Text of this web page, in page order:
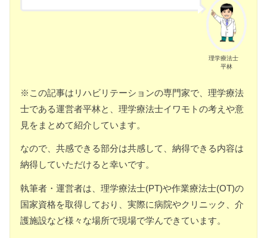
理学療法士
平林
※この記事はリハビリテーションの専門家で、理学療法
士である運営者平林と、理学療法士イワモトの考えや意
見をまとめて紹介しています。
なので、共感できる部分は共感して、納得できる内容は
納得していただけると幸いです。
執筆者・運営者は、理学療法士(PT)や作業療法士(OT)の
国家資格を取得しており、実際に病院やクリニック、介
護施設など様々な場所で現場で学んできています。